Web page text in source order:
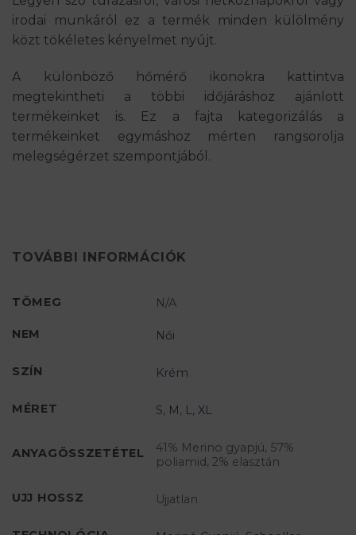
irodai munkáról ez a termék minden külölmény
közt tökéletes kényelmet nyújt.
A különböző hőmérő ikonokra kattintva
megtekintheti a többi időjáráshoz ajánlott
termékeinket is. Ez a fajta kategorizálás a
termékeinket egymáshoz mérten rangsorolja
melegségérzet szempontjából.
TOVÁBBI INFORMÁCIÓK
TÖMEG N/A
NEM Női
SZÍN Krém
MÉRET S, M, L,XL
ANYAGÖSSZETÉTEL
41% Merino gyapjú, 57%
poliamid, 2% elasztán
UJJ HOSSZ Ujjatlan